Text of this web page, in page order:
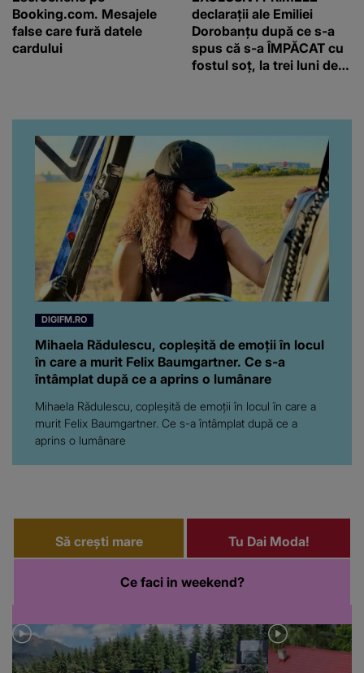
Booking.com. Mesajele
false care fură datele
cardului
declarații ale Emiliei
Dorobanțu după ce s-a
spus că s-a ÎMPĂCAT cu
fostul soț, la trei luni de
artistă i-a lăsat MASCĂ
chiar a rupt tăcerea:
”Poate că aveam să ne
spunem, să ne...”
DIGIFM.RO
Mihaela Rădulescu, copleşită de emoţii în locul
în care a murit Felix Baumgartner. Ce s-a
întâmplat după ce a aprins o lumânare
Mihaela Rădulescu, copleşită de emoţii în locul în care a
murit Felix Baumgartner. Ce s-a întâmplat după ce a
aprins o lumânare
Să crești mare Tu Dai Moda!
Ce faci in weekend?